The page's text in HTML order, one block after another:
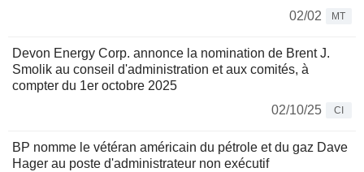
02/02
MT
Devon Energy Corp. annonce la nomination de Brent J.
Smolik au conseil d'administration et aux comités, à
compter du 1er octobre 2025
02/10/25
CI
BP nomme le vétéran américain du pétrole et du gaz Dave
Hager au poste d'administrateur non exécutif